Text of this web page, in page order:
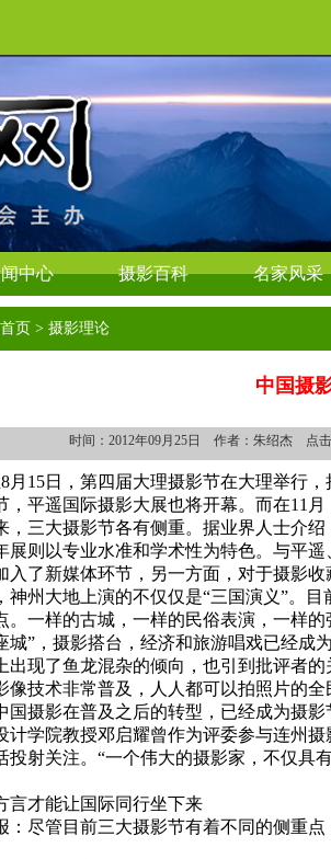
中心 摄影百科 名家风采
页 > 摄影理论
中国摄
时间：2012年09月25日 作者：朱绍杰 点击
月15日，第四届大理摄影节在大理举行
，平遥国际摄影大展也将开幕。而在11
大摄影节各有侧重。据业界人士介绍
展则以专业水准和学术性为特色。与平
入了新媒体环节，另一方面，对于摄影收
大地上演的不仅仅是“三国演义”。目
。一样的古城，一样的民俗表演，一样
城”，摄影搭台，经济和旅游唱戏已经成
出现了鱼龙混杂的倾向，也引到批评者的
术非常普及，人人都可以拍照片的全
国摄影在普及之后的转型，已经成为摄
计学院教授邓启耀曾作为评委参与连州
投射关注。“一个伟大的摄影家，不仅具
才能让国际同行坐下来
管目前三大摄影节有着不同的侧重点